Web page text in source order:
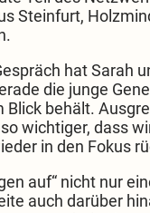
Steinfurt,
hat Sarah
die junge
Blick behält.
wichtiger, dass
in den Fokus
auf“ nicht nur
auch darüber